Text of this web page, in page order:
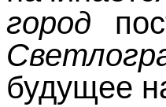
город
будущее